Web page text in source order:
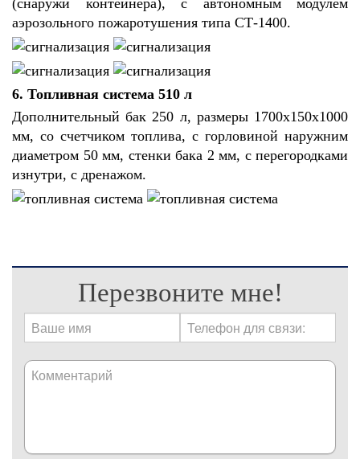
(снаружи контейнера), с автономным модулем
аэрозольного пожаротушения типа СТ-1400.
6. Топливная система 510 л
Дополнительный бак 250 л, размеры 1700х150х1000
мм, со счетчиком топлива, с горловиной наружним
диаметром 50 мм, стенки бака 2 мм, с перегородками
изнутри, с дренажом.
Перезвоните мне!